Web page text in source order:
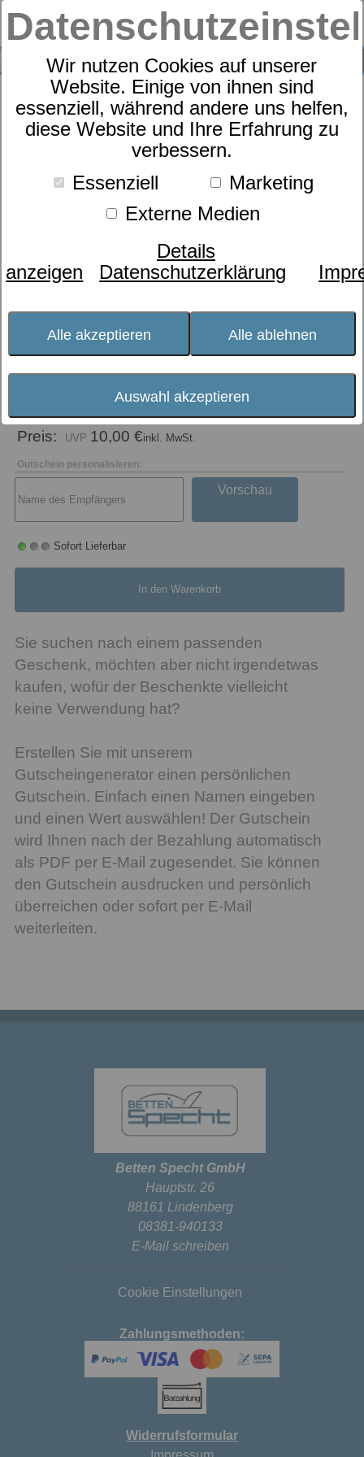
Wir nutzen Cookies auf unserer
Website. Einige von ihnen sind
essenziell, während andere uns helfen,
diese Website und Ihre Erfahrung zu
verbessern.
Essenziell
Marketing
Externe Medien
Details
anzeigen
Datenschutzerklärung
Alle akzeptieren Alle ablehnen
Auswahl akzeptieren
SUCHE
0
Gutschein
Preis: 10,00 €inkl. MwSt.
Gutschein personalisieren:
Vorschau
Sofort Lieferbar
In den Warenkorb
Sie suchen nach einem passenden
Geschenk, möchten aber nicht irgendetwas
kaufen, wofür der Beschenkte vielleicht
keine Verwendung hat?
Erstellen Sie mit unserem
Gutscheingenerator einen persönlichen
Gutschein. Einfach einen Namen eingeben
und einen Wert auswählen! Der Gutschein
wird Ihnen nach der Bezahlung automatisch
als PDF per E-Mail zugesendet. Sie können
den Gutschein ausdrucken und persönlich
überreichen oder sofort per E-Mail
weiterleiten.
Betten Specht GmbH
Hauptstr. 26
88161 Lindenberg
08381-940133
E-Mail schreiben
Cookie Einstellungen
Zahlungsmethoden:
Widerrufsformular